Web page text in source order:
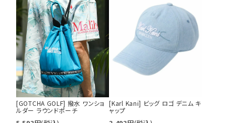
[GOTCHA GOLF] 撥水 ワンショ
ルダー ラウンドポーチ
[Karl Kani] ビッグ ロゴ デニム キ
ャップ